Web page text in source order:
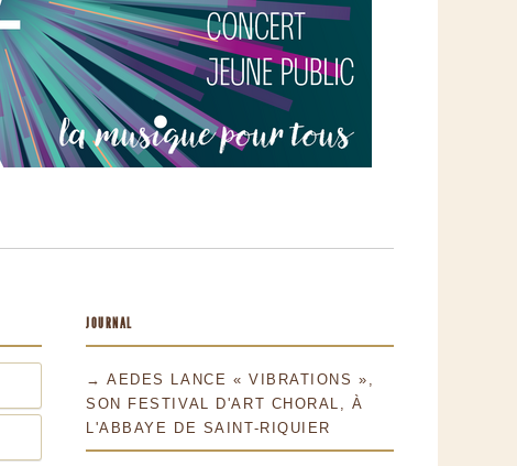
JOURNAL
→ AEDES LANCE « VIBRATIONS »,
SON FESTIVAL D'ART CHORAL, À
L'ABBAYE DE SAINT-RIQUIER